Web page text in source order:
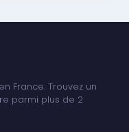
France. Trouvez un
parmi plus de 2